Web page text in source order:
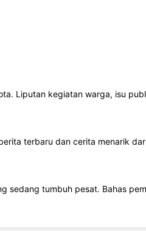
Liputan kegiatan warga, isu
terbaru dan cerita menarik
sedang tumbuh pesat. Bahas